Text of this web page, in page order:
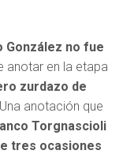
González no fue
anotar en la etapa
zurdazo de
. Una anotación que
Torgnascioli
tres ocasiones